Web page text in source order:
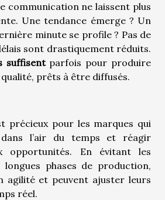
communication ne laissent plus
Une tendance émerge ? Un
minute se profile ? Pas de
sont drastiquement réduits.
suffisentparfois pour produire
prêts à être diffusés.
précieux pour les marques qui
l’air du temps et réagir
opportunités. En évitant les
phases de production,
agilité et peuvent ajuster leurs
réel.